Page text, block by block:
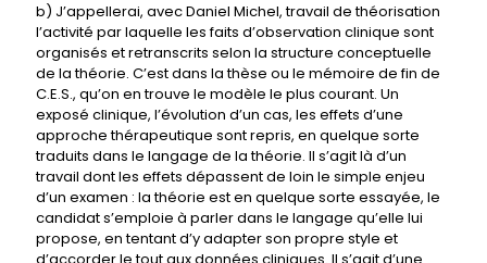
b) J’appellerai, avec Daniel Michel, travail de théorisation
l’activité par laquelle les faits d’observation clinique sont
organisés et retranscrits selon la structure conceptuelle
de la théorie. C’est dans la thèse ou le mémoire de fin de
C.E.S., qu’on en trouve le modèle le plus courant. Un
exposé clinique, l’évolution d’un cas, les effets d’une
approche thérapeutique sont repris, en quelque sorte
traduits dans le langage de la théorie. Il s’agit là d’un
travail dont les effets dépassent de loin le simple enjeu
d’un examen : la théorie est en quelque sorte essayée, le
candidat s’emploie à parler dans le langage qu’elle lui
propose, en tentant d’y adapter son propre style et